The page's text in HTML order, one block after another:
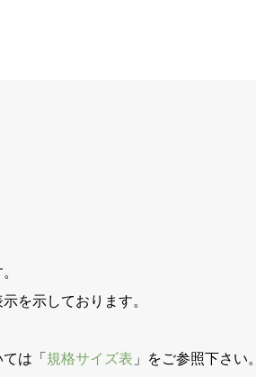
を示しております。
は「 規格サイズ表 」をご参照下さい。